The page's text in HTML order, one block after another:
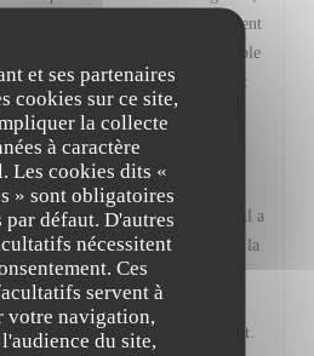
et ses partenaires
cookies sur ce site,
la collecte
à caractère
Les cookies dits «
» sont obligatoires
par défaut. D'autres
nécessitent
Ces
servent à
votre navigation,
du site,
des assaisonnements parfaitement
saveurs qui témoigne d’un véritable
je recommande sans hésitation et
plaisir.
cet avis
infiniment pour ces mots si
au cœur. Savoir que chaque détail a
un souvenir mémorable est la
pour toute notre équipe, et nous
à Baptiste, notre
de vous retrouver prochainement.